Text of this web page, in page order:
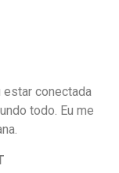
conectada
todo. Eu me